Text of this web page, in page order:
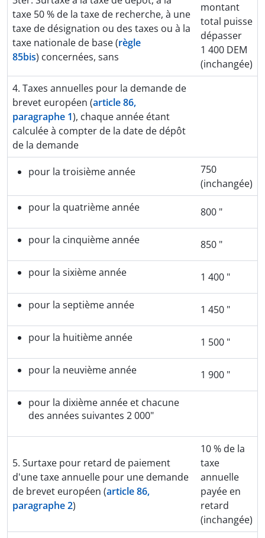
taxe 50 % de la taxe de recherche, à une
taxe de désignation ou des taxes ou à la
taxe nationale de base (règle
85bis) concernées, sans
montant
total puisse
dépasser
1 400 DEM
(inchangée)
4. Taxes annuelles pour la demande de
brevet européen (article 86,
paragraphe 1), chaque année étant
calculée à compter de la date de dépôt
de la demande
pour la troisième année
750
(inchangée)
pour la quatrième année
800 "
pour la cinquième année 850 "
pour la sixième année 1 400 "
pour la septième année 1 450 "
pour la huitième année 1 500 "
pour la neuvième année 1 900 "
pour la dixième année et chacune
des années suivantes 2 000"
5. Surtaxe pour retard de paiement
d'une taxe annuelle pour une demande
de brevet européen (article 86,
paragraphe 2)
10 % de la
taxe
annuelle
payée en
retard
(inchangée)